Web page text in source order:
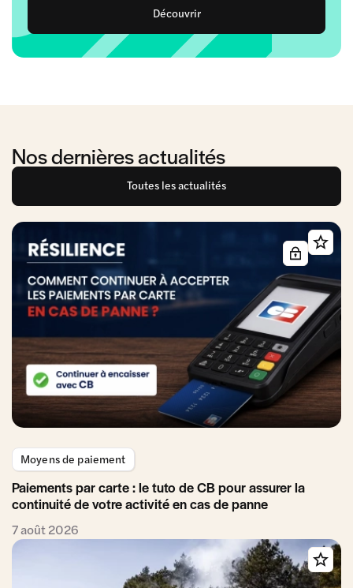
Découvrir
Nos dernières actualités
Toutes les actualités
Moyens de paiement
Paiements par carte : le tuto de CB pour assurer la
continuité de votre activité en cas de panne
7 août 2026